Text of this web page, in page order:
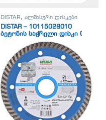
DISTAR, ალმასური დისკები
DISTAR – 10115028010
ბეტონის საჭრელი დისკი (
EXTRA AERO)